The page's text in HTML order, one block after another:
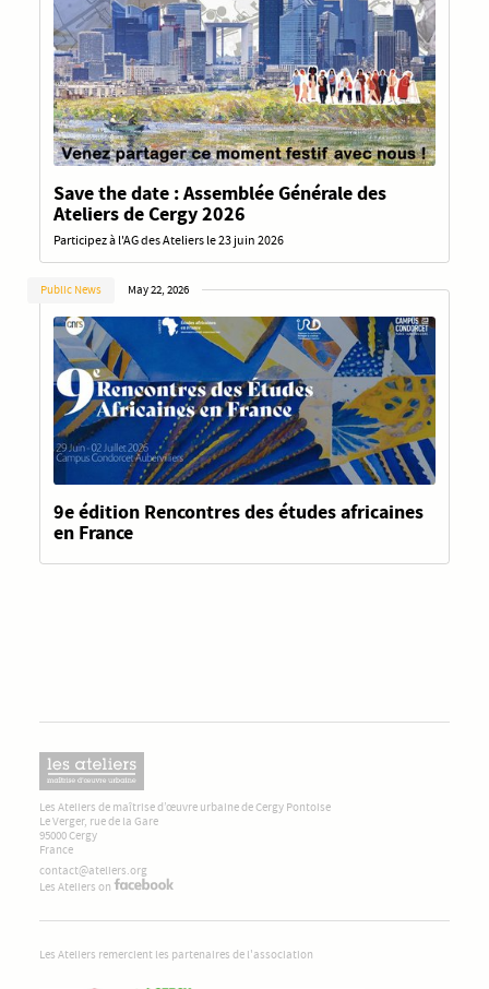
Save the date : Assemblée Générale des
Ateliers de Cergy 2026
Participez à l'AG des Ateliers le 23 juin 2026
Public News May 22, 2026
9e édition Rencontres des études africaines
en France
Les Ateliers de maîtrise d’œuvre urbaine de Cergy Pontoise
Le Verger, rue de la Gare
95000 Cergy
France
contact@ateliers.org
Les Ateliers on
Les Ateliers remercient les partenaires de l'association